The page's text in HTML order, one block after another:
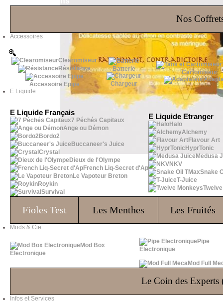
Nos
Accessoires
Clearomiseur
Résistance
Accessoire Epipe
Batterie
Chargeur
Cartomiseur
E Liquide
E Liquide Français
7 Péchés Capitaux
Ange ou Démon
Bordo2
Buccaneer's Juice
Crystal
Dieux de l'Olympe
French Liq-Secret d'Ap
Le Vapoteur Breton
Roykin
Survival
E Liquide Etranger
Halo
Alchemy
Flavour Art
HyprTonic
Medusa
NKV
Snake
T-Juice
Fioles Test Les Menthes Les Fruités
Mods & Cie
Mod Box
Electronique
Pipe
Electronique
Mod Full
Le Coin des Experts
Infos et Services